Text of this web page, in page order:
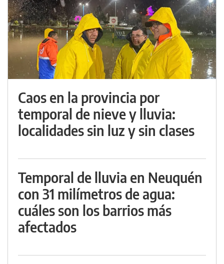
Caos en la provincia por
temporal de nieve y lluvia:
localidades sin luz y sin clases
Temporal de lluvia en Neuquén
con 31 milímetros de agua:
cuáles son los barrios más
afectados